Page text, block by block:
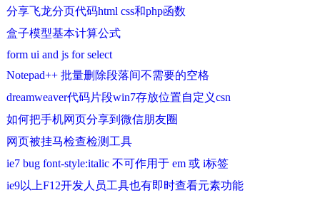
分享飞龙分页代码html css和php函数
盒子模型基本计算公式
form ui and js for select
Notepad++ 批量删除段落间不需要的空格
dreamweaver代码片段win7存放位置自定义csn
如何把手机网页分享到微信朋友圈
网页被挂马检查检测工具
ie7 bug font-style:italic 不可作用于 em 或 i标签
ie9以上F12开发人员工具也有即时查看元素功能